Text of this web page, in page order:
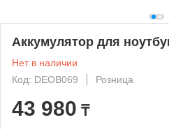
Аккумулятор для
Нет в наличии
Код: DEOB069
Розница
43 980 ₸